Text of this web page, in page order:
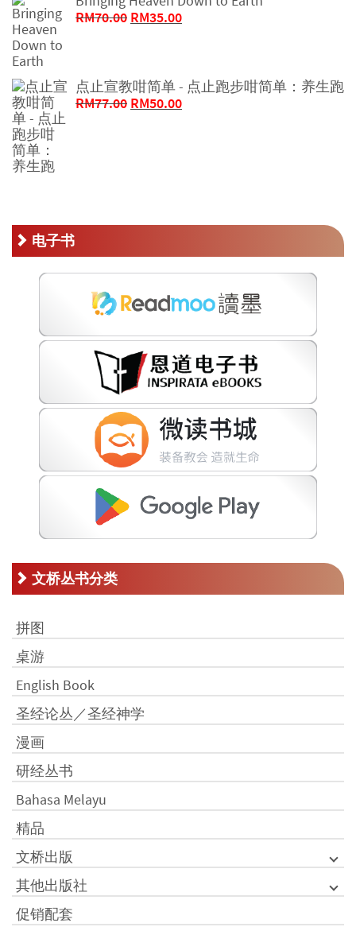
为：
RM70.00 原
RM35.00当
为：
RM35.00。
点止宣教咁简单 - 点止跑步咁简单：养生跑
RM77.00 原
RM50.00当
电子书
文桥丛书分类
拼图
桌游
English Book
圣经论丛／圣经神学
漫画
研经丛书
Bahasa Melayu
精品
文桥出版
其他出版社
促销配套